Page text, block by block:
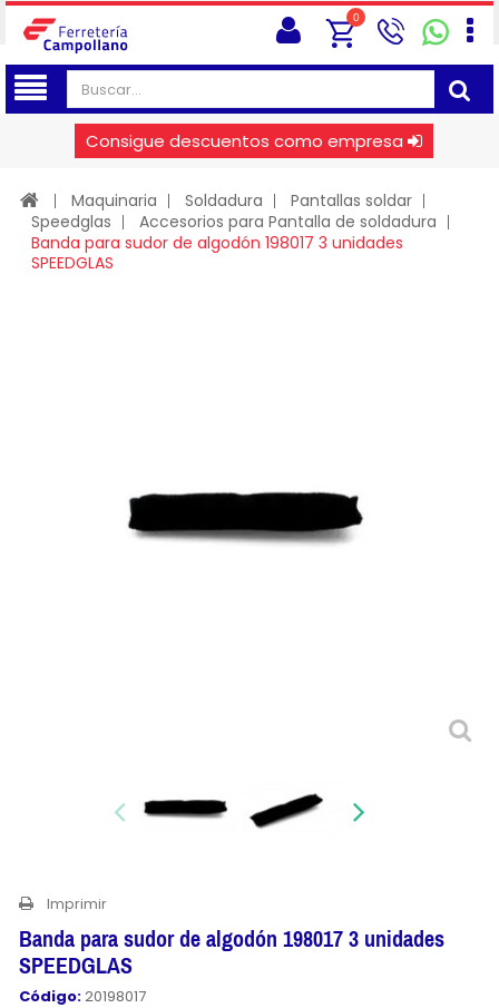
0
Consigue descuentos como empresa
Maquinaria Soldadura
Pantallas soldar
Speedglas
Accesorios para Pantalla de soldadura
Banda para sudor de algodón 198017 3 unidades
SPEEDGLAS
Imprimir
Banda para sudor de algodón 198017 3 unidades
SPEEDGLAS
Código:20198017